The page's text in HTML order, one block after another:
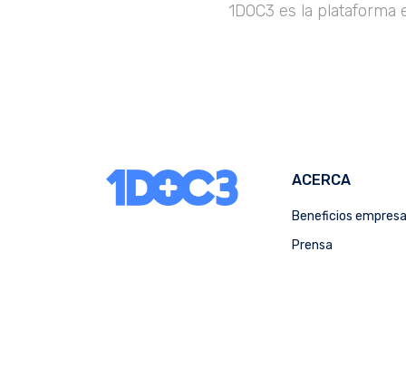
1DOC3 es la
ACERCA
Beneficios
Prensa